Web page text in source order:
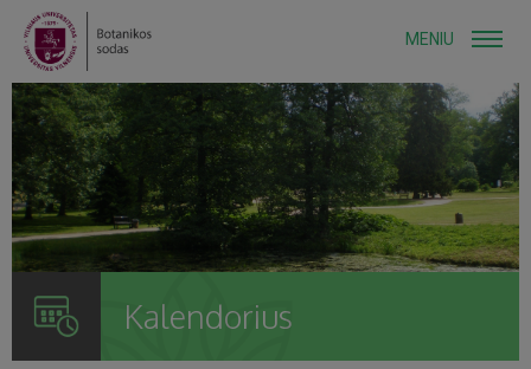
MENIU
Kalendorius